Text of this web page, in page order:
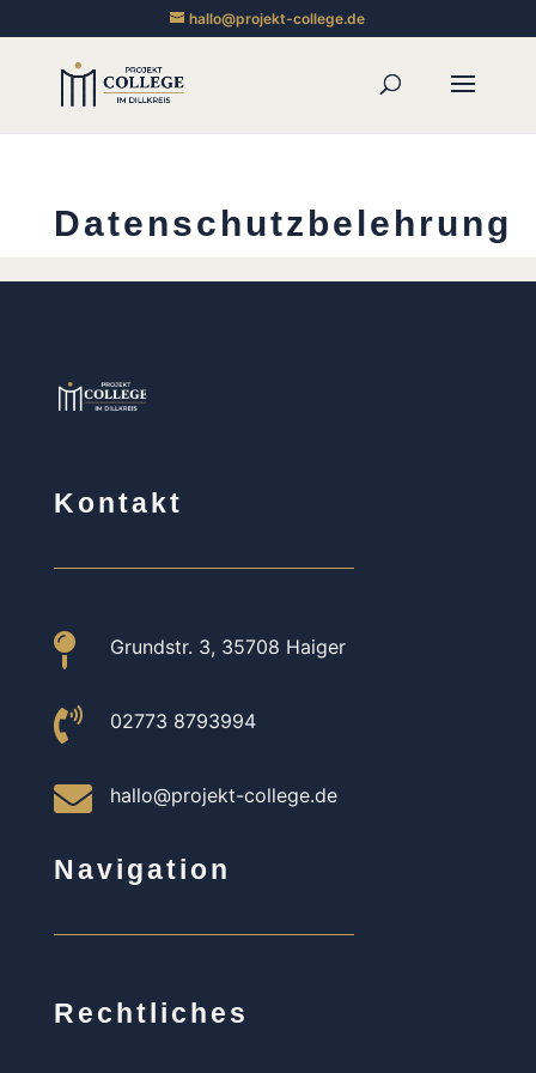
hallo@projekt-college.de
Datenschutzbelehrung
Kontakt
 Grundstr. 3, 35708 Haiger
 02773 8793994
 hallo@projekt-college.de
Navigation
Rechtliches